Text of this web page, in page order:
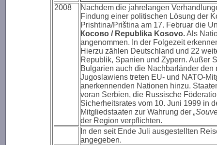
2008
Nachdem die jahrelangen
Findung einer politischen Lösung der
Prishtina/Priština am 17. Februar die
Косово / Republika Kosovo.Als
angenommen. In der Folgezeit
Hierzu zählen Deutschland und 22
Republik, Spanien und Zypern. Außer
Bulgarien auch die Nachbarländer
Jugoslawiens treten EU- und NATO-
anerkennenden Nationen hinzu.
voran Serbien, die Russische
Sicherheitsrates vom 10. Juni 1999 in
Mitgliedstaaten zur Wahrung der
der Region verpflichten.
In den seit Ende Juli ausgestellten
angegeben.